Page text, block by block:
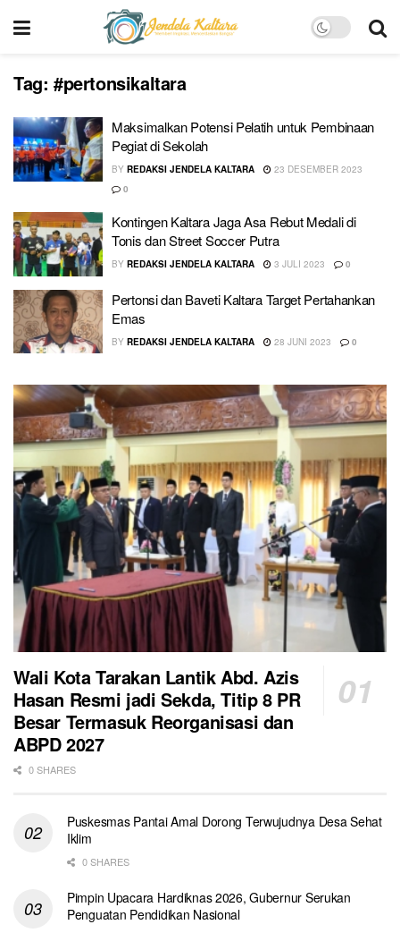
Tag: #pertonsikaltara
Maksimalkan Potensi Pelatih untuk Pembinaan
Pegiat di Sekolah
BY REDAKSI JENDELA KALTARA
23 DESEMBER 2023
0
Kontingen Kaltara Jaga Asa Rebut Medali di
Tonis dan Street Soccer Putra
BY REDAKSI JENDELA KALTARA 3 JULI 2023 0
Pertonsi dan Baveti Kaltara Target Pertahankan
Emas
BY REDAKSI JENDELA KALTARA 28 JUNI 2023 0
Wali Kota Tarakan Lantik Abd. Azis
Hasan Resmi jadi Sekda, Titip 8 PR
Besar Termasuk Reorganisasi dan
ABPD 2027
0 SHARES
Puskesmas Pantai Amal Dorong Terwujudnya Desa Sehat
Iklim
0 SHARES
Pimpin Upacara Hardiknas 2026, Gubernur Serukan
Penguatan Pendidikan Nasional